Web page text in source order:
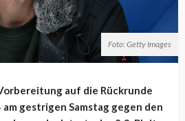
Foto: Getty Images
auf die Rückrunde
am gestrigen Samstag gegen den